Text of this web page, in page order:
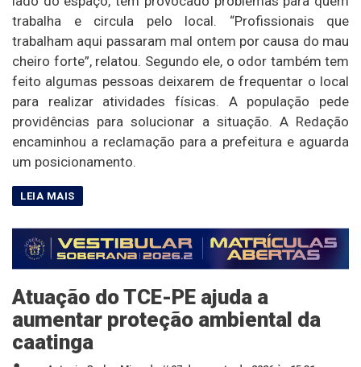
trabalha e circula pelo local. “Profissionais que
trabalham aqui passaram mal ontem por causa do mau
cheiro forte”, relatou. Segundo ele, o odor também tem
feito algumas pessoas deixarem de frequentar o local
para realizar atividades físicas. A população pede
providências para solucionar a situação. A Redação
encaminhou a reclamação para a prefeitura e aguarda
um posicionamento.
Atuação do TCE-PE ajuda a
aumentar proteção ambiental da
caatinga